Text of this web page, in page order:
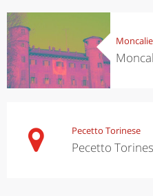
Pecetto Torinese
Pecetto